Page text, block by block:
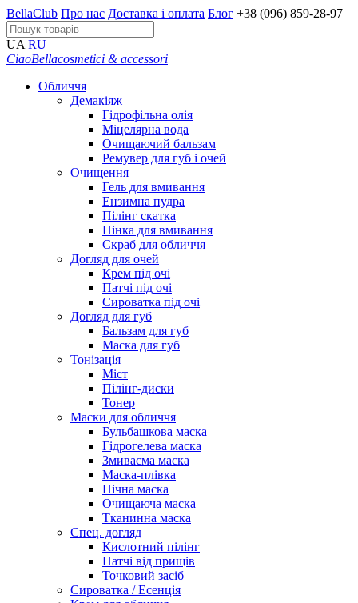
BellaClub Про нас Доставка і оплата Блог +38 (096) 859-28-97
UA RU
CiaoBellacosmetici & accessori
Обличчя
Демакіяж
Гідрофільна олія
Міцелярна вода
Очищаючий бальзам
Ремувер для губ і очей
Очищення
Гель для вмивання
Ензимна пудра
Пілінг скатка
Пінка для вмивання
Скраб для обличчя
Догляд для очей
Крем під очі
Патчі під очі
Сироватка під очі
Догляд для губ
Бальзам для губ
Маска для губ
Тонізація
Міст
Пілінг-диски
Тонер
Маски для обличчя
Бульбашкова маска
Гідрогелева маска
Змиваєма маска
Маска-плівка
Нічна маска
Очищаюча маска
Тканинна маска
Спец. догляд
Кислотний пілінг
Патчі від прищів
Точковий засіб
Сироватка / Есенція